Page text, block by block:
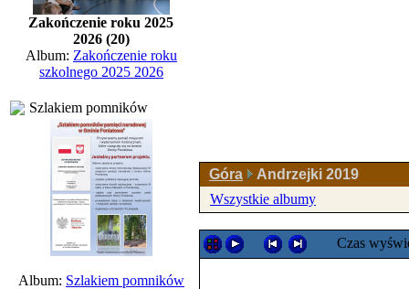
Zakończenie roku 2025
2026 (20)
Album: Zakończenie roku
szkolnego 2025 2026
Szlakiem pomników
Album: Szlakiem pomników
Góra
Andrzejki 2019
Wszystkie albumy
Czas